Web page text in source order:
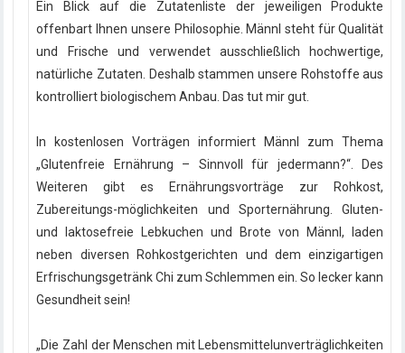
Ein Blick auf die Zutatenliste der jeweiligen Produkte
offenbart Ihnen unsere Philosophie. Männl steht für Qualität
und Frische und verwendet ausschließlich hochwertige,
natürliche Zutaten. Deshalb stammen unsere Rohstoffe aus
kontrolliert biologischem Anbau. Das tut mir gut.
In kostenlosen Vorträgen informiert Männl zum Thema
„Glutenfreie Ernährung – Sinnvoll für jedermann?“. Des
Weiteren gibt es Ernährungsvorträge zur Rohkost,
Zubereitungs-möglichkeiten und Sporternährung. Gluten-
und laktosefreie Lebkuchen und Brote von Männl, laden
neben diversen Rohkostgerichten und dem einzigartigen
Erfrischungsgetränk Chi zum Schlemmen ein. So lecker kann
Gesundheit sein!
„Die Zahl der Menschen mit Lebensmittelunverträglichkeiten